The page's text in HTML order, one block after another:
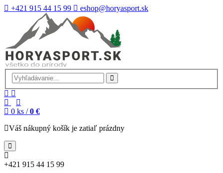
+421 915 44 15 99 eshop@horyasport.sk
0 ks / 0 €
Váš nákupný košík je zatiaľ prázdny
+421 915 44 15 99